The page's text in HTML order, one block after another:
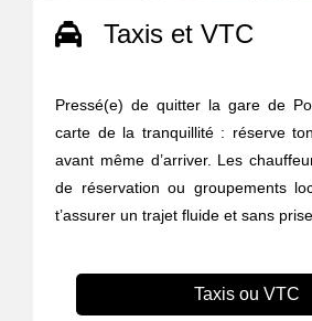
Taxis et VTC
Pressé(e) de quitter la gare de
carte de la tranquillité : réserve
avant même d’arriver. Les
de réservation ou groupements
t’assurer un trajet fluide et sans
Taxis ou VTC